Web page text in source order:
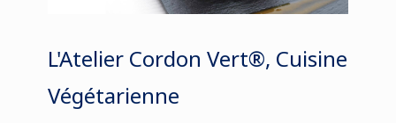
L'Atelier Cordon Vert®, Cuisine
Végétarienne